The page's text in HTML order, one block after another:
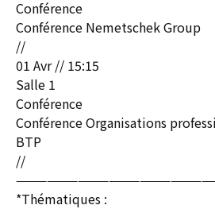
Conférence
Conférence Nemetschek Group
//
01 Avr // 15:15
Salle 1
Conférence
Conférence Organisations
BTP
//
*Thématiques :